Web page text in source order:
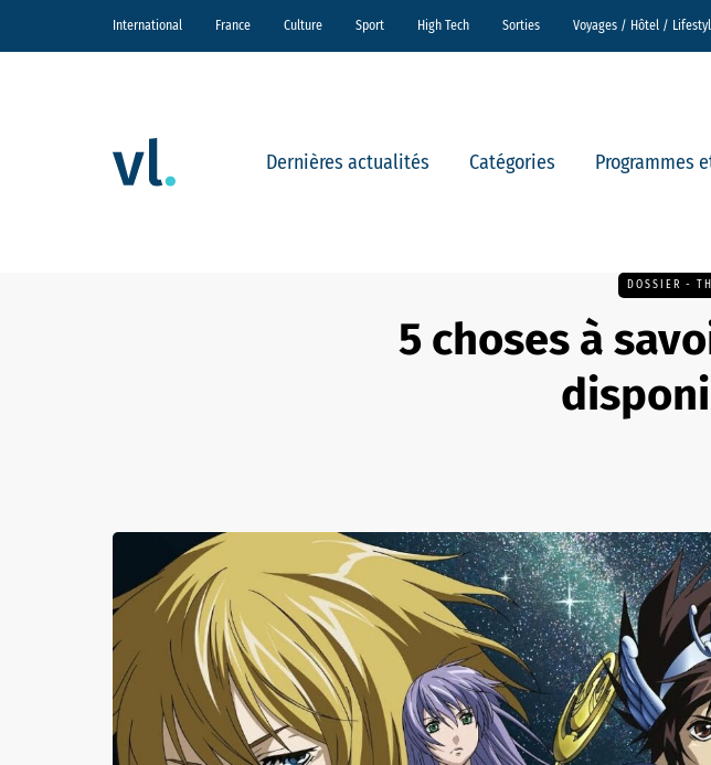
International France Culture Sport High Tech Sorties Voyages / Hôtel /
Dernières actualités Catégories Programmes
DOSSIER -
5 choses à